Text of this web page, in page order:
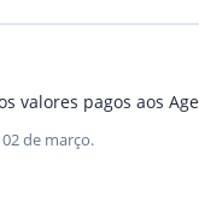
pagos aos
de março.